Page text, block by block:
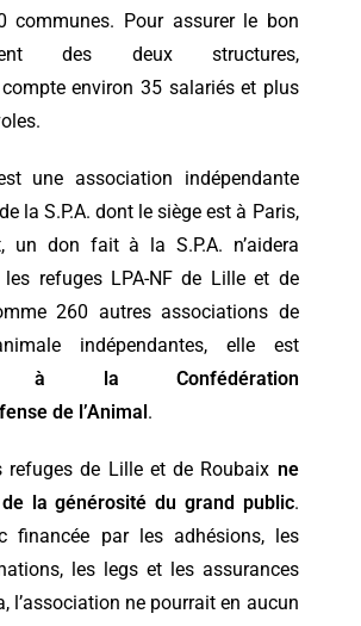
communes. Pour assurer le bon
des deux structures,
compte environ 35 salariés et plus
une association indépendante
la S.P.A. dont le siège est à Paris,
un don fait à la S.P.A. n’aidera
refuges LPA-NF de Lille et de
260 autres associations de
indépendantes, elle est
à la Confédération
de l’Animal.
refuges de Lille et de Roubaix ne
la générosité du grand public.
financée par les adhésions, les
les legs et les assurances
l’association ne pourrait en aucun